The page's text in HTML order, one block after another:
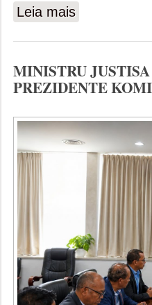
Leia mais
MINISTRU
PREZIDENTE